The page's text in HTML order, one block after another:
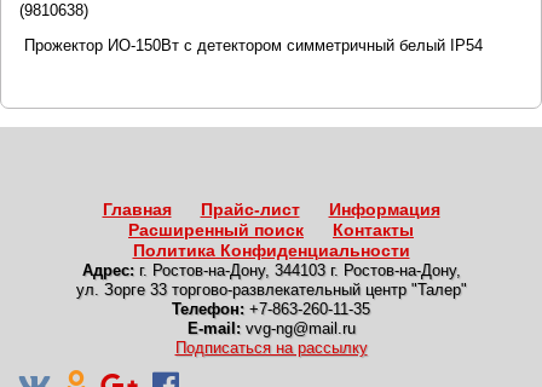
(9810638)
Прожектор ИО-150Вт с детектором симметричный белый IP54
Главная Прайс-лист
Информация
Расширенный поиск
Контакты
Политика Конфиденциальности
Адрес: г. Ростов-на-Дону, 344103 г. Ростов-на-Дону,
ул. Зорге 33 торгово-развлекательный центр "Талер"
Телефон: +7-863-260-11-35
E-mail: vvg-ng@mail.ru
Подписаться на рассылку